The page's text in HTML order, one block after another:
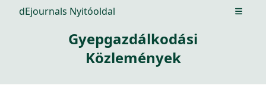
dEjournals Nyitóoldal Open
Gyepgazdálkodási
Közlemények